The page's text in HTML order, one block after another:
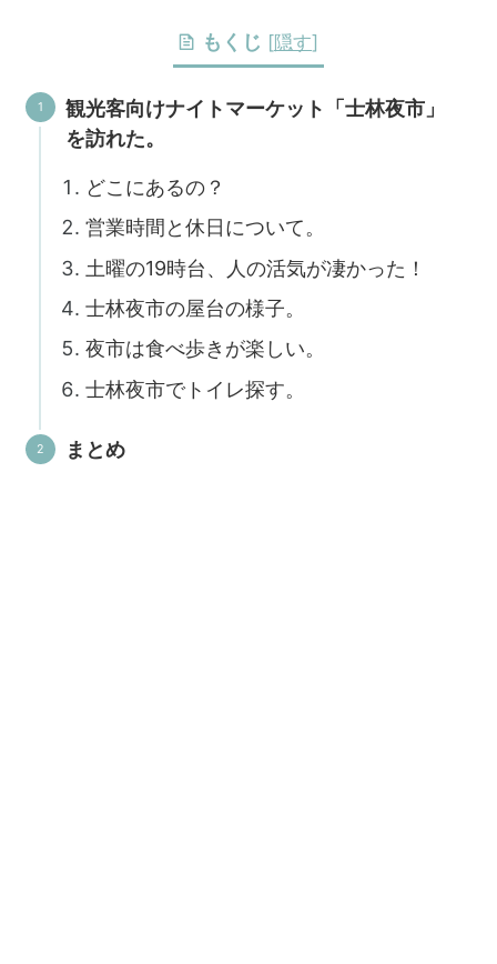
もくじ [隠す]
観光客向けナイトマーケット「士林夜市」
を訪れた。
どこにあるの？
営業時間と休日について。
土曜の19時台、人の活気が凄かった！
士林夜市の屋台の様子。
夜市は食べ歩きが楽しい。
士林夜市でトイレ探す。
まとめ